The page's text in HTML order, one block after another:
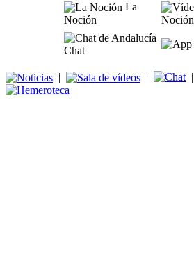
La
Noción
Noción
Chat
| | |